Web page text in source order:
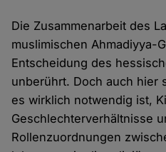
Die Zusammenarbeit des
muslimischen Ahmadiyya-
Entscheidung des
unberührt. Doch auch hier
es wirklich notwendig ist,
Geschlechterverhältnisse
Rollenzuordnungen